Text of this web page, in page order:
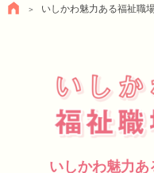
いしかわ魅力ある福祉職
いしかわ魅力